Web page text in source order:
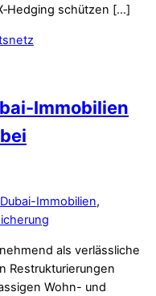
schützen […]
Immobilien
Dubai-Immobilien,
als verlässliche
Restrukturierungen
Wohn- und